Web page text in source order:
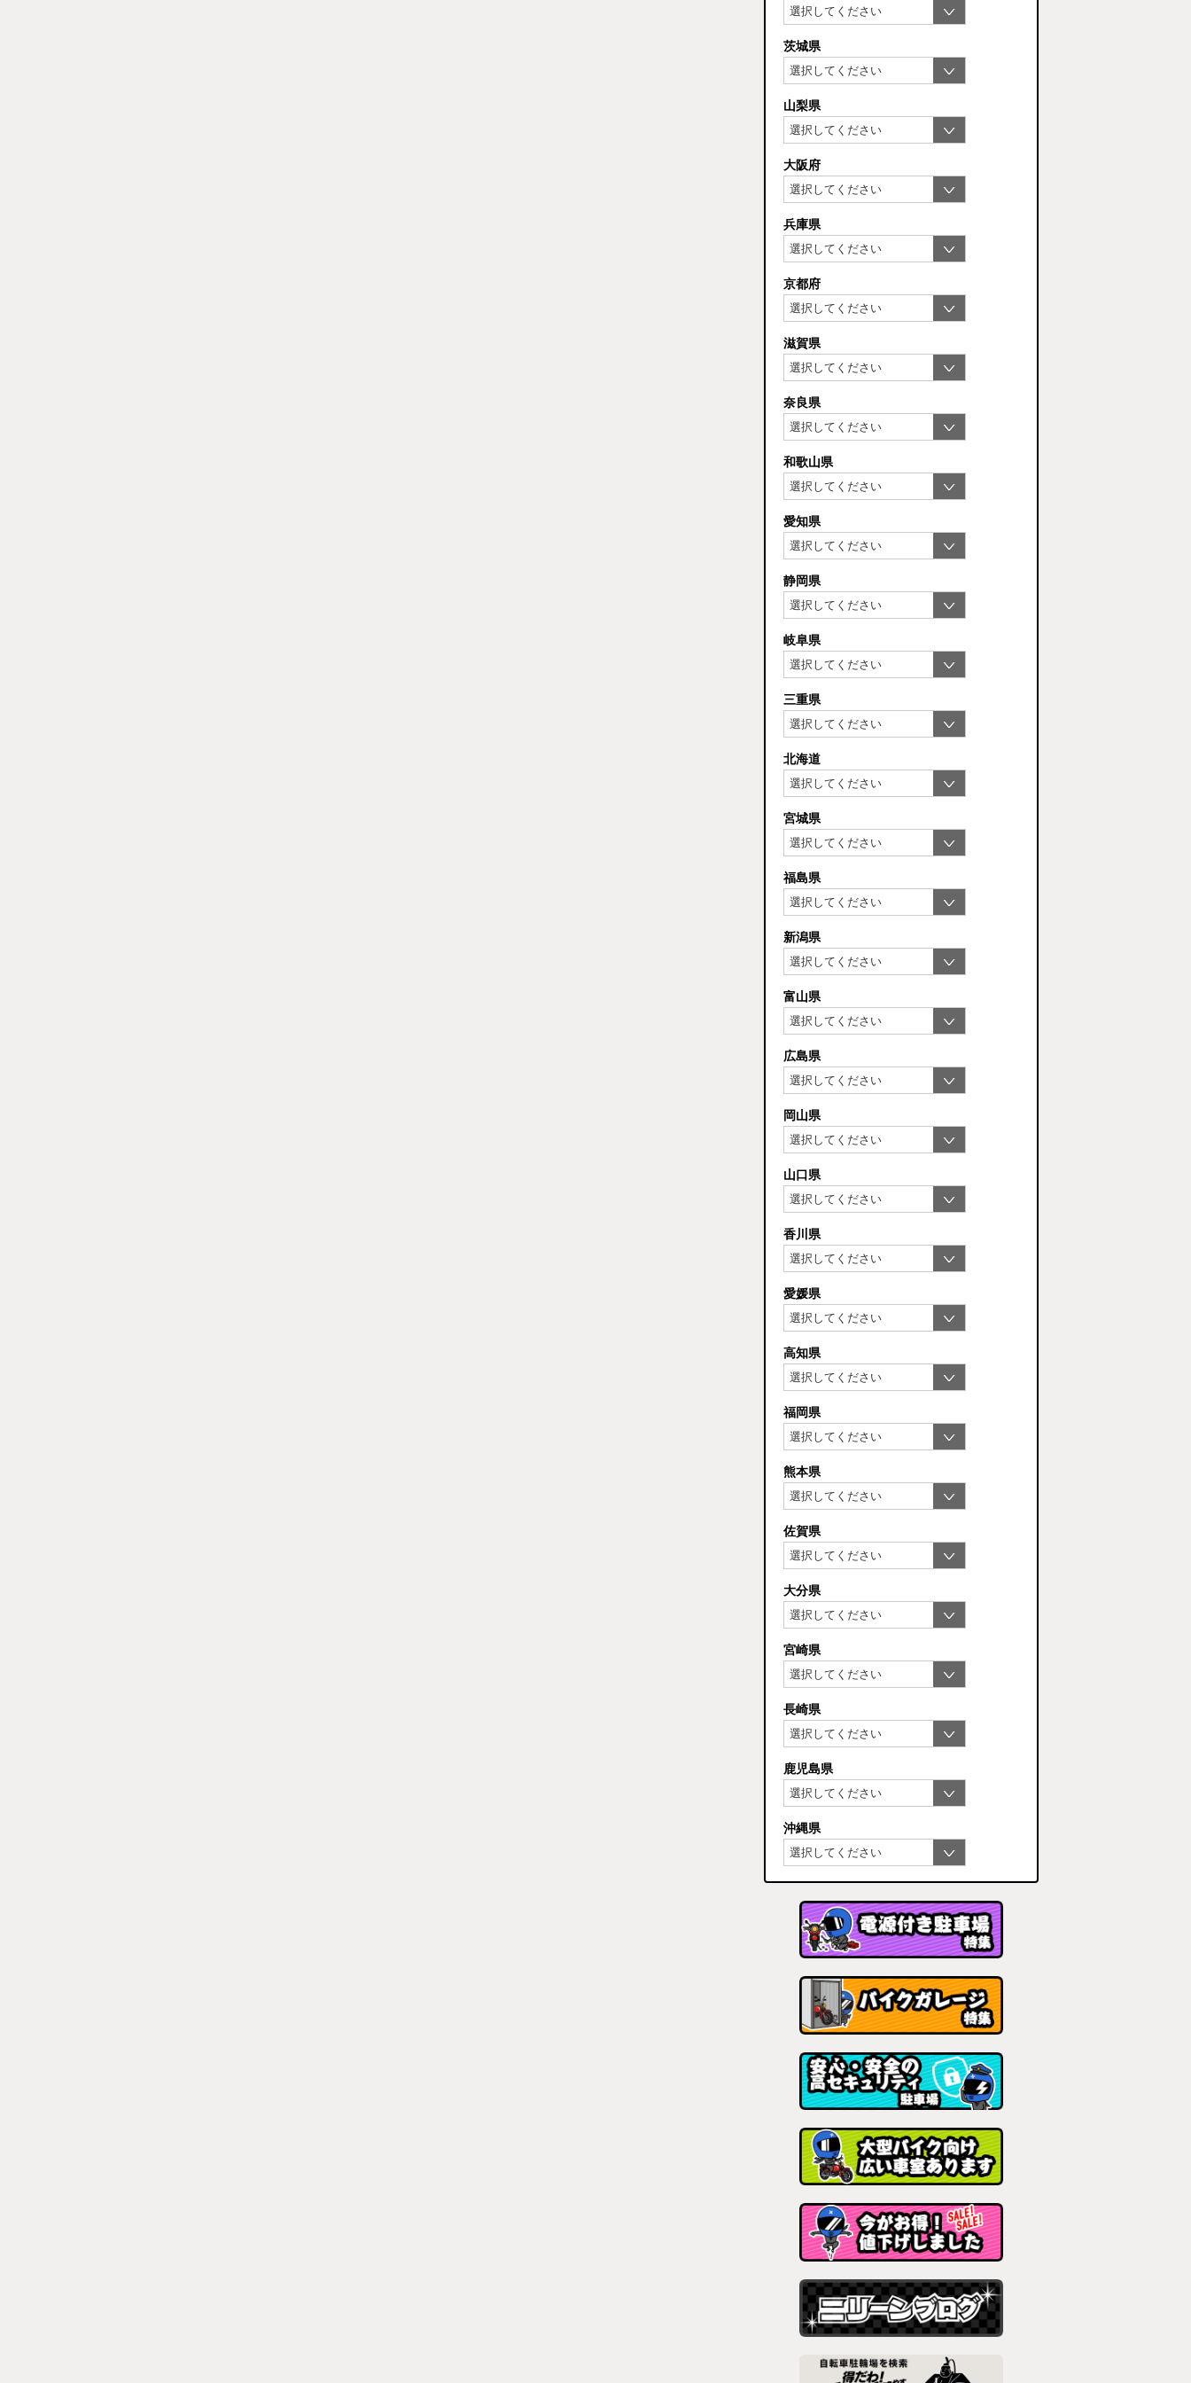
茨城県
山梨県
大阪府
兵庫県
京都府
滋賀県
奈良県
和歌山県
愛知県
静岡県
岐阜県
三重県
北海道
宮城県
福島県
新潟県
富山県
広島県
岡山県
山口県
香川県
愛媛県
高知県
福岡県
熊本県
佐賀県
大分県
宮崎県
長崎県
鹿児島県
沖縄県